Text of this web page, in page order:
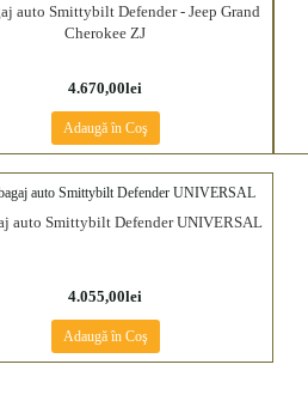
auto Smittybilt Defender - Jeep Grand
Cherokee ZJ
4.670,00lei
Adaugă în Coş
auto Smittybilt Defender UNIVERSAL
4.055,00lei
Adaugă în Coş